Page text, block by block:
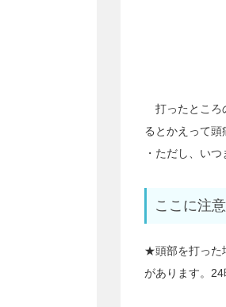
打ったところ
るとかえって頭
・ただし、い
ここに注意
★頭部を打った
があります。24